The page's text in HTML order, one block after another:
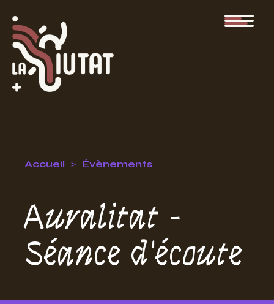
Accueil Évènements
Auralitat -
Séance d'écoute